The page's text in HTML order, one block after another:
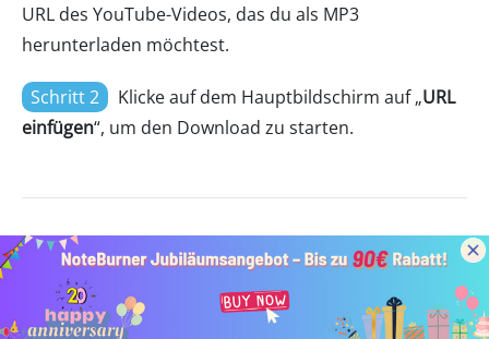
URL des YouTube-Videos, das du als MP3
herunterladen möchtest.
Schritt 2 Klicke auf dem Hauptbildschirm auf „URL
einfügen“, um den Download zu starten.
Kostenlose YouTube MP3 Download
Apps [iPhone/Android]